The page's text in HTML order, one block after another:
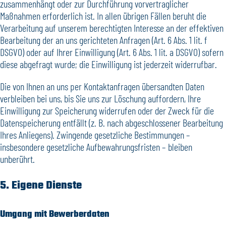
zusammenhängt oder zur Durchführung vorvertraglicher
Maßnahmen erforderlich ist. In allen übrigen Fällen beruht die
Verarbeitung auf unserem berechtigten Interesse an der effektiven
Bearbeitung der an uns gerichteten Anfragen (Art. 6 Abs. 1 lit. f
DSGVO) oder auf Ihrer Einwilligung (Art. 6 Abs. 1 lit. a DSGVO) sofern
diese abgefragt wurde; die Einwilligung ist jederzeit widerrufbar.
Die von Ihnen an uns per Kontaktanfragen übersandten Daten
verbleiben bei uns, bis Sie uns zur Löschung auffordern, Ihre
Einwilligung zur Speicherung widerrufen oder der Zweck für die
Datenspeicherung entfällt (z. B. nach abgeschlossener Bearbeitung
Ihres Anliegens). Zwingende gesetzliche Bestimmungen –
insbesondere gesetzliche Aufbewahrungsfristen – bleiben
unberührt.
5. Eigene Dienste
Umgang mit Bewerberdaten